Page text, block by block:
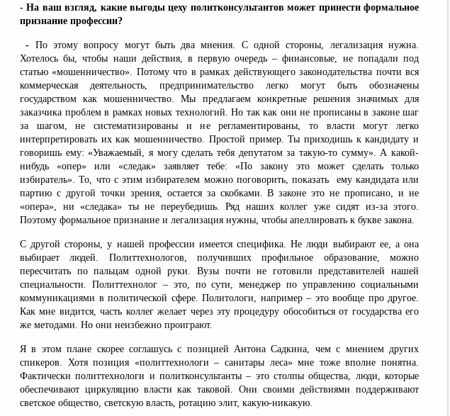
- На ваш взгляд, какие выгоды цеху политконсультантов может принести формальное
признание профессии?
- По этому вопросу могут быть два мнения. С одной стороны, легализация нужна.
Хотелось бы, чтобы наши действия, в первую очередь – финансовые, не попадали под
статью «мошенничество». Потому что в рамках действующего законодательства почти вся
коммерческая деятельность, предпринимательство легко могут быть обозначены
государством как мошенничество. Мы предлагаем конкретные решения значимых для
заказчика проблем в рамках новых технологий. Но так как они не прописаны в законе шаг
за шагом, не систематизированы и не регламентированы, то власти могут легко
интерпретировать их как мошенничество. Простой пример. Ты приходишь к кандидату и
говоришь ему: «Уважаемый, я могу сделать тебя депутатом за такую-то сумму». А какой-
нибудь «опер» или «следак» заявляет тебе: «По закону это может сделать только
избиратель». То, что с этим избирателем можно поговорить, показать ему кандидата или
партию с другой точки зрения, остается за скобками. В законе это не прописано, и не
«опера», ни «следака» ты не переубедишь. Ряд наших коллег уже сидят из-за этого.
Поэтому формальное признание и легализация нужны, чтобы апеллировать к букве закона.
С другой стороны, у нашей профессии имеется специфика. Не люди выбирают ее, а она
выбирает людей. Политтехнологов, получивших профильное образование, можно
пересчитать по пальцам одной руки. Вузы почти не готовили представителей нашей
специальности. Политтехнолог – это, по сути, менеджер по управлению социальными
коммуникациями в политической сфере. Политологи, например – это вообще про другое.
Как мне видится, часть коллег желает через эту процедуру обособиться от государства его
же методами. Но они неизбежно проиграют.
Я в этом плане скорее соглашусь с позицией Антона Садкина, чем с мнением других
спикеров. Хотя позиция «политтехнологи – санитары леса» мне тоже вполне понятна.
Фактически политтехнологи и политконсультанты – это столпы общества, люди, которые
обеспечивают циркуляцию власти как таковой. Они своими действиями поддерживают
светское общество, светскую власть, ротацию элит, какую-никакую.